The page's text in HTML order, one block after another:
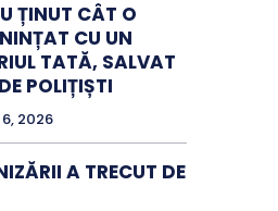
ȚINUT CÂT O
CU UN
TATĂ, SALVAT
POLIȚIȘTI
2026
A TRECUT DE